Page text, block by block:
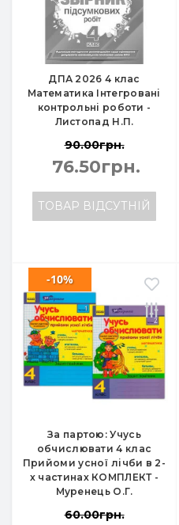
ДПА 2026 4 клас
Математика Інтегровані
контрольні роботи -
Листопад Н.П.
90.00грн.
76.50грн.
ТОВАР ВІДСУТНІЙ
За партою: Учусь
обчислювати 4 клас
Прийоми усної лічби в 2-
х частинах КОМПЛЕКТ -
Муренець О.Г.
-10%
60.00грн.